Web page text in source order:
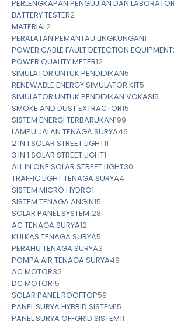
PERLENGKAPAN PENGUJIAN DAN
BATTERY TESTER2
MATERIAL2
PERALATAN PEMANTAU LINGKUNGAN1
POWER CABLE FAULT DETECTION EQUIPMENT
POWER QUALITY METER12
SIMULATOR UNTUK PENDIDIKAN5
RENEWABLE ENERGY SIMULATOR KIT5
SIMULATOR UNTUK PENDIDIKAN VOKASI5
SMOKE AND DUST EXTRACTOR15
SISTEM ENERGI TERBARUKAN199
LAMPU JALAN TENAGA SURYA46
2 IN 1 SOLAR STREET LIGHT11
3 IN 1 SOLAR STREET LIGHT1
ALL IN ONE SOLAR STREET LIGHT30
TRAFFIC LIGHT TENAGA SURYA4
SISTEM MICRO HYDRO1
SISTEM TENAGA ANGIN15
SOLAR PANEL SYSTEM128
AC TENAGA SURYA12
KULKAS TENAGA SURYA5
PERAHU TENAGA SURYA3
POMPA AIR TENAGA SURYA49
AC MOTOR32
DC MOTOR15
SOLAR PANEL ROOFTOP59
PANEL SURYA HYBRID SISTEM15
PANEL SURYA OFFGRID SISTEM11